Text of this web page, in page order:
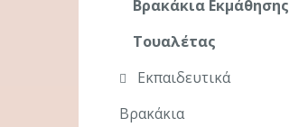
Βρακάκια Εκμάθησης
Τουαλέτας
Εκπαιδευτικά
Βρακάκια